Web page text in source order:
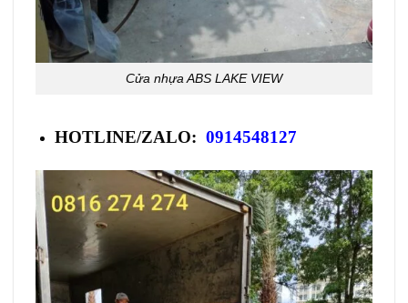
Cửa nhựa ABS LAKE VIEW
HOTLINE/ZALO: 0914548127